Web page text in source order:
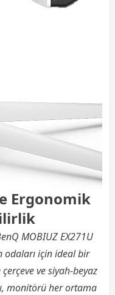
Ergonomik
MOBIUZ EX271U
odaları için ideal bir
ve siyah-beyaz
monitörü her ortama